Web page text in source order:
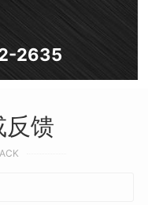
2635
反馈